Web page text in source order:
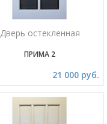
Дверь остекленная
ПРИМА 2
21 000 руб.